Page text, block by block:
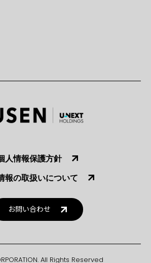
人情報保護方針
報の取扱いについて
お問い合わせ
All Rights Reserved